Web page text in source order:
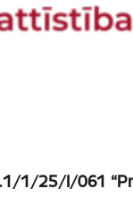
1/25/I/061